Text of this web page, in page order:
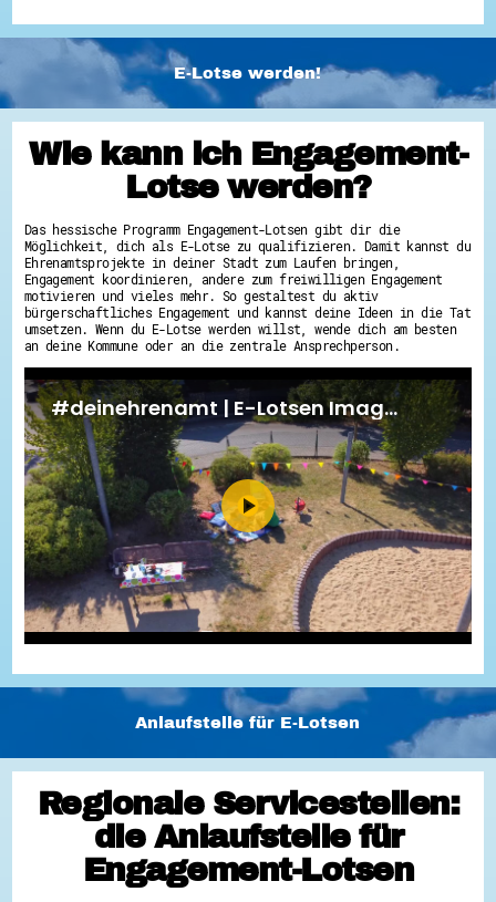
E-Lotse werden!
Wie kann ich Engagement-
Lotse werden?
Das hessische Programm Engagement-Lotsen gibt dir die
Möglichkeit, dich als E-Lotse zu qualifizieren. Damit kannst du
Ehrenamtsprojekte in deiner Stadt zum Laufen bringen,
Engagement koordinieren, andere zum freiwilligen Engagement
motivieren und vieles mehr. So gestaltest du aktiv
bürgerschaftliches Engagement und kannst deine Ideen in die Tat
umsetzen. Wenn du E-Lotse werden willst, wende dich am besten
an deine Kommune oder an die zentrale Ansprechperson.
Anlaufstelle für E-Lotsen
Regionale Servicestellen:
die Anlaufstelle für
Engagement-Lotsen